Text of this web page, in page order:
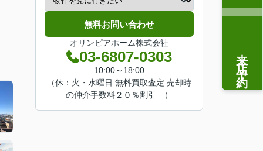
無料お問い合わせ
オリンピアホーム株式会社
03-6807-0303
10:00～18:00
（休：火・水曜日 無料買取査定 売却時
の仲介手数料２０％割引 ）
来店予約